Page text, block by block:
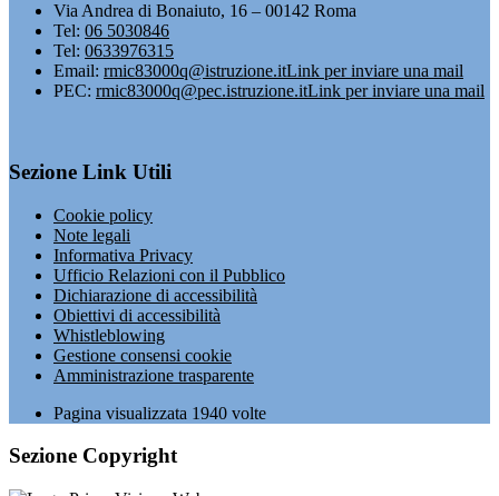
Via Andrea di Bonaiuto, 16 – 00142 Roma
Tel: 06 5030846
Tel: 0633976315
Email: rmic83000q@istruzione.itLink per inviare una mail
PEC: rmic83000q@pec.istruzione.itLink per inviare una mail
Sezione Link Utili
Cookie policy
Note legali
Informativa Privacy
Ufficio Relazioni con il Pubblico
Dichiarazione di accessibilità
Obiettivi di accessibilità
Whistleblowing
Gestione consensi cookie
Amministrazione trasparente
Pagina visualizzata 1940 volte
Sezione Copyright